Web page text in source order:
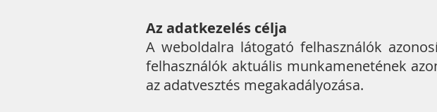
Az adatkezelés célja
A weboldalra látogató felhasználók
felhasználók aktuális munkamenetének
az adatvesztés megakadályozása.